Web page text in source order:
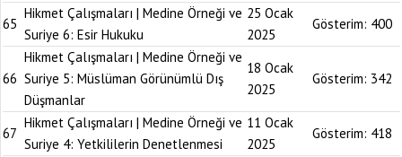
65
Hikmet Çalışmaları | Medine Örneği ve
Suriye 6: Esir Hukuku
25 Ocak
2025
Gösterim: 400
66
Hikmet Çalışmaları | Medine Örneği ve
Suriye 5: Müslüman Görünümlü Dış
Düşmanlar
18 Ocak
2025
Gösterim: 342
67
Hikmet Çalışmaları | Medine Örneği ve
Suriye 4: Yetkililerin Denetlenmesi
11 Ocak
2025
Gösterim: 418